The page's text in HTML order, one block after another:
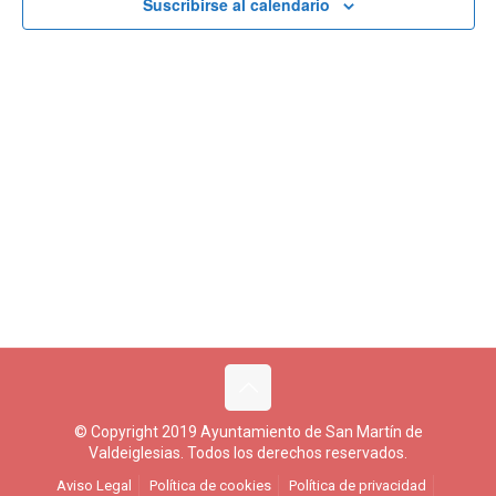
Suscribirse al calendario
© Copyright 2019 Ayuntamiento de San Martín de
Valdeiglesias. Todos los derechos reservados.
Aviso Legal Política de cookies Política de privacidad